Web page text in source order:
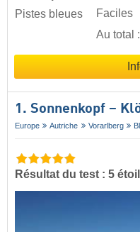
Pistes bleues
Faciles
Au total
1. Sonnenkopf –
Europe Autriche Vorarlberg
Résultat du test : 5